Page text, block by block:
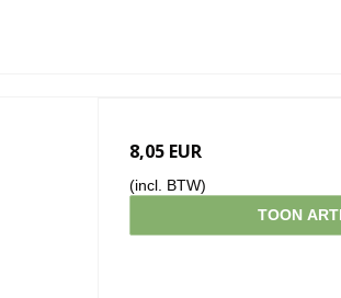
8,05 EUR
(incl. BTW)
TOON